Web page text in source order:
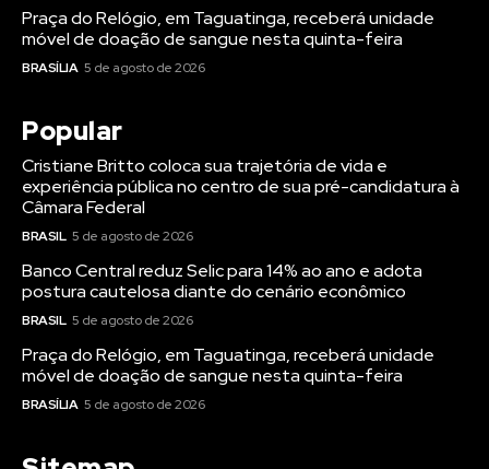
Praça do Relógio, em Taguatinga, receberá unidade
móvel de doação de sangue nesta quinta-feira
BRASÍLIA 5 de agosto de 2026
Popular
Cristiane Britto coloca sua trajetória de vida e
experiência pública no centro de sua pré-candidatura à
Câmara Federal
BRASIL 5 de agosto de 2026
Banco Central reduz Selic para 14% ao ano e adota
postura cautelosa diante do cenário econômico
BRASIL 5 de agosto de 2026
Praça do Relógio, em Taguatinga, receberá unidade
móvel de doação de sangue nesta quinta-feira
BRASÍLIA 5 de agosto de 2026